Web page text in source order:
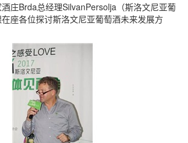
Brda总经理SilvanPersolja（斯洛文尼亚葡
座各位探讨斯洛文尼亚葡萄酒未来发展方